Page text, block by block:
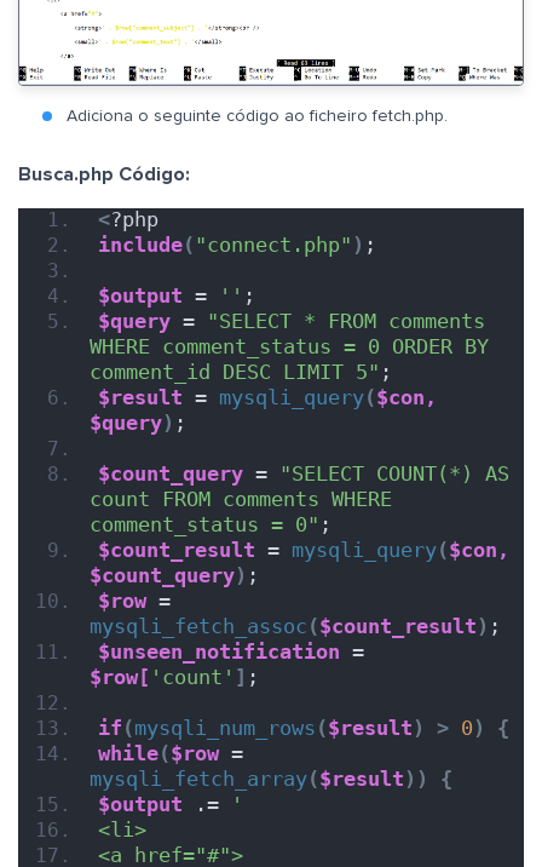
Adiciona o seguinte código ao ficheiro fetch.php.
Busca.php Código:
<?php
include( "connect.php" ) ;
$output = '' ;
$query = "SELECT * FROM comments
WHERE comment_status = 0 ORDER BY
comment_id DESC LIMIT 5" ;
$result = mysqli_query($con,
$query) ;
$count_query = "SELECT COUNT(*) AS
count FROM comments WHERE
comment_status = 0" ;
$count_result = mysqli_query($con,
$count_query) ;
$row
mysqli_fetch_assoc ($count_result ) ;
$unseen_notification
$row[ 'count' ] ;
if (mysqli_num_rows ($result ) > 0 )
{
while($row
mysqli_fetch_array($result ))
{
$output .=
'
<li>
<a href="#">